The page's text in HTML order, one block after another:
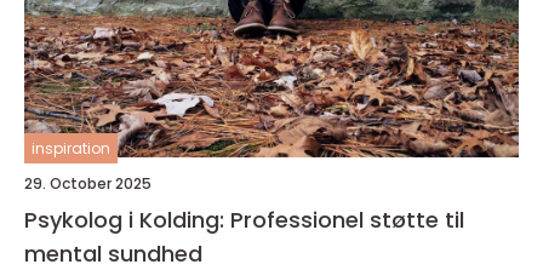
inspiration
29. October 2025
Psykolog i Kolding: Professionel støtte til
mental sundhed